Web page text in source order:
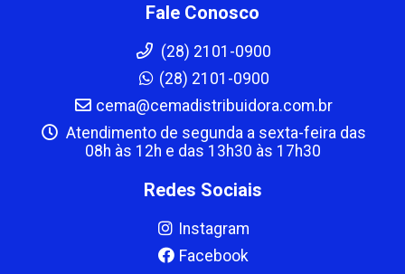
Fale Conosco
(28) 2101-0900
(28) 2101-0900
cema@cemadistribuidora.com.br
Atendimento de segunda a sexta-feira das
08h às 12h e das 13h30 às 17h30
Redes Sociais
Instagram
Facebook